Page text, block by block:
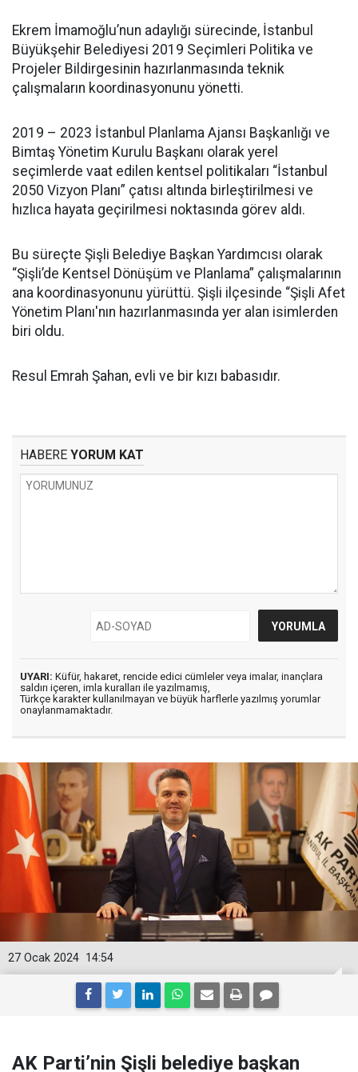
Ekrem İmamoğlu’nun adaylığı sürecinde, İstanbul
Büyükşehir Belediyesi 2019 Seçimleri Politika ve
Projeler Bildirgesinin hazırlanmasında teknik
çalışmaların koordinasyonunu yönetti.
2019 – 2023 İstanbul Planlama Ajansı Başkanlığı ve
Bimtaş Yönetim Kurulu Başkanı olarak yerel
seçimlerde vaat edilen kentsel politikaları “İstanbul
2050 Vizyon Planı” çatısı altında birleştirilmesi ve
hızlıca hayata geçirilmesi noktasında görev aldı.
Bu süreçte Şişli Belediye Başkan Yardımcısı olarak
“Şişli’de Kentsel Dönüşüm ve Planlama” çalışmalarının
ana koordinasyonunu yürüttü. Şişli ilçesinde “Şişli Afet
Yönetim Planı'nın hazırlanmasında yer alan isimlerden
biri oldu.
Resul Emrah Şahan, evli ve bir kızı babasıdır.
HABERE YORUM KAT
UYARI: Küfür, hakaret, rencide edici cümleler veya imalar, inançlara
saldırı içeren, imla kuralları ile yazılmamış,
Türkçe karakter kullanılmayan ve büyük harflerle yazılmış yorumlar
onaylanmamaktadır.
14:54
27 Ocak 2024
AK Parti’nin Şişli belediye başkan